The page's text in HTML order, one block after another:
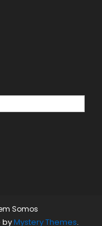
Somos
byMystery Themes.